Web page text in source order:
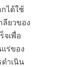
ได้ใช้
ลียวของ
จเพื่อ
ร่ของ
ำเนิน